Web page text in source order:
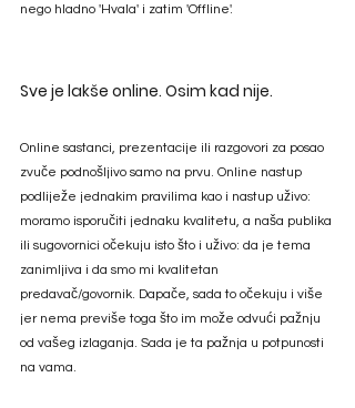
nego hladno 'Hvala' i zatim 'Offline'.
Sve je lakše online. Osim kad nije.
Online sastanci, prezentacije ili razgovori za posao
zvuče podnošljivo samo na prvu. Online nastup
podliježe jednakim pravilima kao i nastup uživo:
moramo isporučiti jednaku kvalitetu, a naša publika
ili sugovornici očekuju isto što i uživo: da je tema
zanimljiva i da smo mi kvalitetan
predavač/govornik. Dapače, sada to očekuju i više
jer nema previše toga što im može odvući pažnju
od vašeg izlaganja. Sada je ta pažnja u potpunosti
na vama.